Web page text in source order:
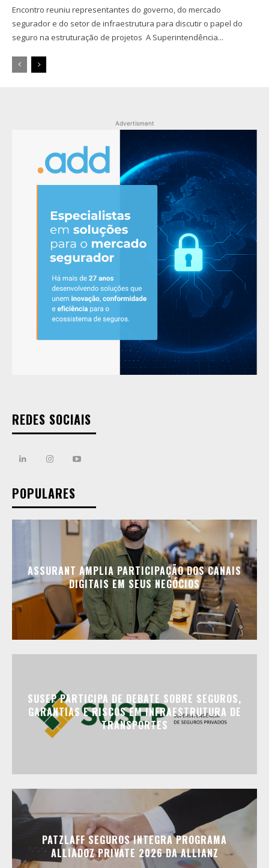
Encontro reuniu representantes do governo, do mercado
segurador e do setor de infraestrutura para discutir o papel do
seguro na estruturação de projetos A Superintendência...
Advertisment
REDES SOCIAIS
POPULARES
ASSURANT AMPLIA PARTICIPAÇÃO DOS CANAIS
DIGITAIS EM SEUS NEGÓCIOS
SUSEP PARTICIPA DE DEBATE SOBRE SEGUROS,
GARANTIAS E RISCOS EM INFRAESTRUTURA DE
TRANSPORTES
PATZLAFF SEGUROS INTEGRA PROGRAMA
ALLIADOZ PRIVATE 2026 DA ALLIANZ